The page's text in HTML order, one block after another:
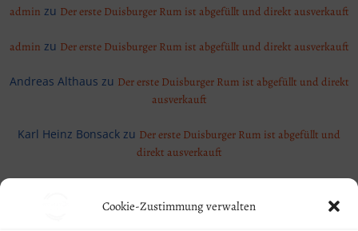
Cookie-Zustimmung verwalten
admin zu Der erste Duisburger Rum ist abgefüllt und direkt ausverkauft
admin zu Der erste Duisburger Rum ist abgefüllt und direkt ausverkauft
Andreas Althaus zu Der erste Duisburger Rum ist abgefüllt und direkt
ausverkauft
Karl Heinz Bonsack zu Der erste Duisburger Rum ist abgefüllt und
direkt ausverkauft